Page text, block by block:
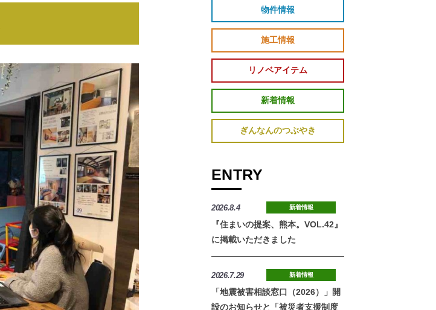
物件情報
施工情報
リノベアイテム
新着情報
ぎんなんのつぶやき
ENTRY
2026.8.4 新着情報
『住まいの提案、熊本。VOL.42』
に掲載いただきました
2026.7.29 新着情報
「地震被害相談窓口（2026）」開
設のお知らせと「被災者支援制度